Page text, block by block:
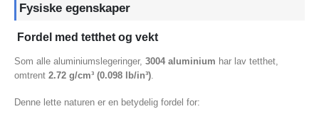
Fysiske egenskaper
Fordel med tetthet og vekt
Som alle aluminiumslegeringer, 3004 aluminium har lav tetthet,
omtrent 2.72 g/cm³ (0.098 lb/in³)
Denne lette naturen er en betydelig fordel for: